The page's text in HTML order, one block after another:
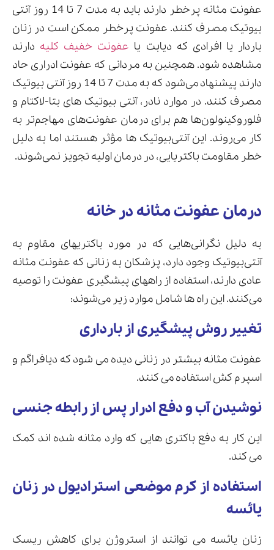
عفونت مثانه پرخطر دارند باید به مدت 7 تا 14 روز آنتی
بیوتیک مصرف کنند. عفونت پرخطر ممکن است در زنان
باردار یا افرادی که دیابت یا عفونت خفیف کلیه دارند
مشاهده شود. همچنین به مردانی که عفونت ادراری حاد
دارند پیشنهاد می‌شود که به مدت 7 تا 14 روز آنتی بیوتیک
مصرف کنند. در موارد نادر، آنتی بیوتیک های بتا-لاکتام و
فلوروکینولون‌ها هم برای درمان عفونت‌های مهاجم‌تر به
کار می‌روند. این آنتی‌بیوتیک ها مؤثر هستند اما به دلیل
خطر مقاومت باکتریایی، در درمان اولیه تجویز نمی‌شوند.
درمان عفونت مثانه در خانه
به دلیل نگرانی‌هایی که در مورد باکتریهای مقاوم به
آنتی‌بیوتیک وجود دارد، پزشکان به زنانی که عفونت مثانه
عادی دارند، استفاده از راههای پیشگیری عفونت را توصیه
می‌کنند. این راه ها شامل موارد زیر می‌شوند:
تغییر روش پیشگیری از بارداری
عفونت مثانه بیشتر در زنانی دیده می شود که دیافراگم و
اسپرم کش استفاده می کنند.
نوشیدن آب و دفع ادرار پس از رابطه جنسی
این کار به دفع باکتری هایی که وارد مثانه شده اند کمک
می کند.
استفاده از کرم موضعی استرادیول در زنان
یائسه
زنان یائسه می توانند از استروژن برای کاهش ریسک